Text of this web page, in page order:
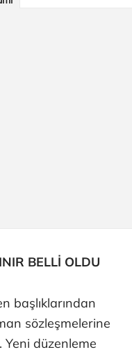
BELLİ OLDU
başlıklarından
sözleşmelerine
Yeni düzenleme